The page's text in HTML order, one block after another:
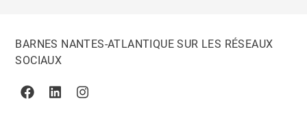
BARNES NANTES-ATLANTIQUE SUR LES RÉSEAUX
SOCIAUX
FacebookLinkedinInstagram